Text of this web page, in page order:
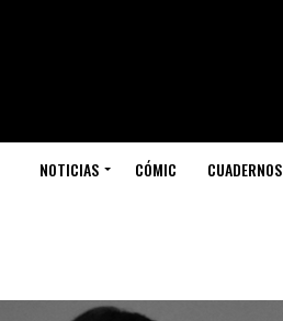
NOTICIAS CÓMIC CUADERNOS